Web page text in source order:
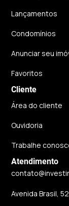
Lançamentos
Condomínios
Anunciar seu
Favoritos
Cliente
Área do cliente
Ouvidoria
Trabalhe
Atendimento
Avenida Brasil,